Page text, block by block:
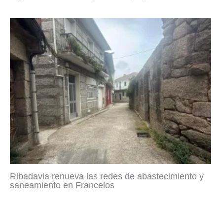
Ribadavia renueva las redes de abastecimiento y
saneamiento en Francelos